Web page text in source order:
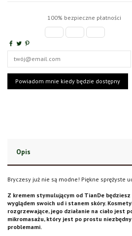
100% bezpieczne płatności
Opis
Bryczesy już nie są modne! Piękne sprężyste
Z kremem stymulującym od TianDe
wyglądem swoich ud i stanem skóry.
rozgrzewające, jego działanie na ciało jest
mikromasażu, który jest po prostu
problemami.